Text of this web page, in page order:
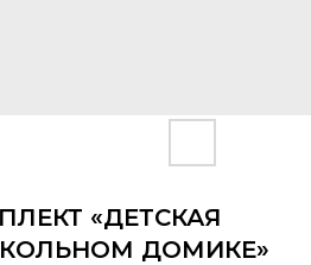
«ДЕТСКАЯ
ДОМИКЕ»